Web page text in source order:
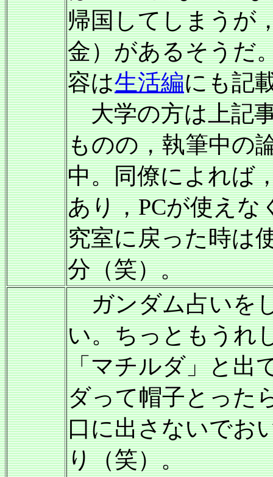
帰国してしまうが
金）があるそうだ
容は生活編にも記
大学の方は上記
ものの，執筆中の
中。同僚によれば
あり，PCが使え
究室に戻った時は
分（笑）。
ガンダム占いを
い。ちっともうれ
「マチルダ」と出
ダって帽子とった
口に出さないでお
り（笑）。